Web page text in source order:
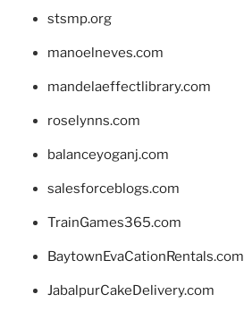
stsmp.org
manoelneves.com
mandelaeffectlibrary.com
roselynns.com
balanceyoganj.com
salesforceblogs.com
TrainGames365.com
BaytownEvaCationRentals.com
JabalpurCakeDelivery.com